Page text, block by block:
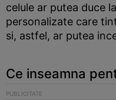
celule ar putea duce
personalizate care
si, astfel, ar putea
Ce inseamna